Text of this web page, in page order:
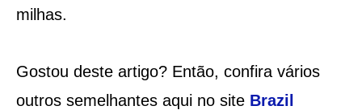
milhas.
Gostou deste artigo? Então, confira vários
outros semelhantes aqui no site Brazil